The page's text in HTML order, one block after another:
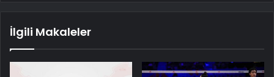
İlgili Makaleler